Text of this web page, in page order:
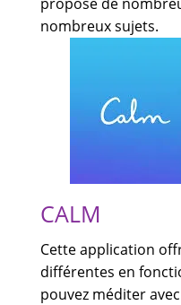
nombreux sujets.
CALM
Cette application
différentes en
pouvez méditer